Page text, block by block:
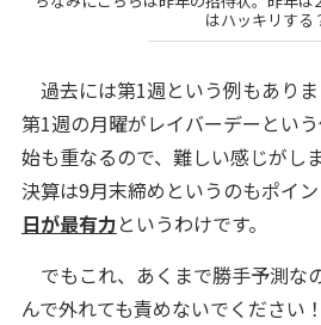
はハッキリする
過去には第1週という例もあり
第1週の月曜がレイバーデーとい
始も重なるので、難しい感じがし
決算は9月末締めというのもポイン
日が最有力というわけです。
でもこれ、あくまで勝手予測な
んで外れても責めないでください！